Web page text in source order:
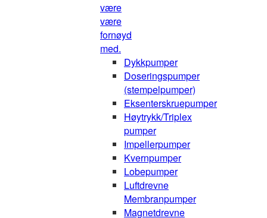
være
være
fornøyd
med.
Dykkpumper
Doseringspumper
(stempelpumper)
Eksenterskruepumper
Høytrykk/Triplex
pumper
Impellerpumper
Kvernpumper
Lobepumper
Luftdrevne
Membranpumper
Magnetdrevne